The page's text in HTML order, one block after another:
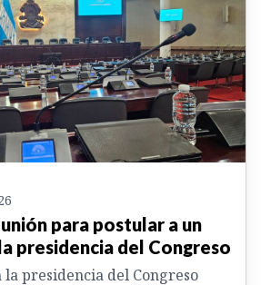
para postular a un
presidencia del Congreso
la presidencia del Congreso